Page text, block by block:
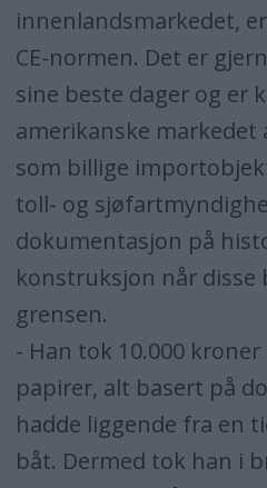
innenlandsmarkedet,
CE-normen. Det er
sine beste dager og er
amerikanske
som billige
toll- og
dokumentasjon på
konstruksjon når disse
grensen.
- Han tok 10.000
papirer, alt basert på
hadde liggende fra en
båt. Dermed tok han i